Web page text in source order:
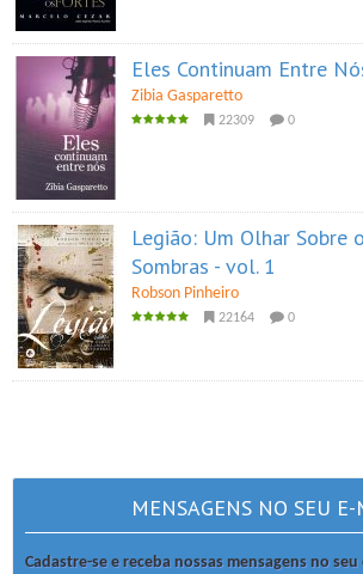
Eles Continuam Entre
Zibia Gasparetto
22309 0
Legião: Um Olhar Sobre
Sombras - vol. 1
Robson Pinheiro
22164 0
MENSAGENS NO SEU
Cadastre-se e receba nossas mensagens no seu